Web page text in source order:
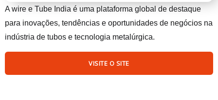
A wire e Tube India é uma plataforma global de destaque
para inovações, tendências e oportunidades de negócios na
indústria de tubos e tecnologia metalúrgica.
VISITE O SITE